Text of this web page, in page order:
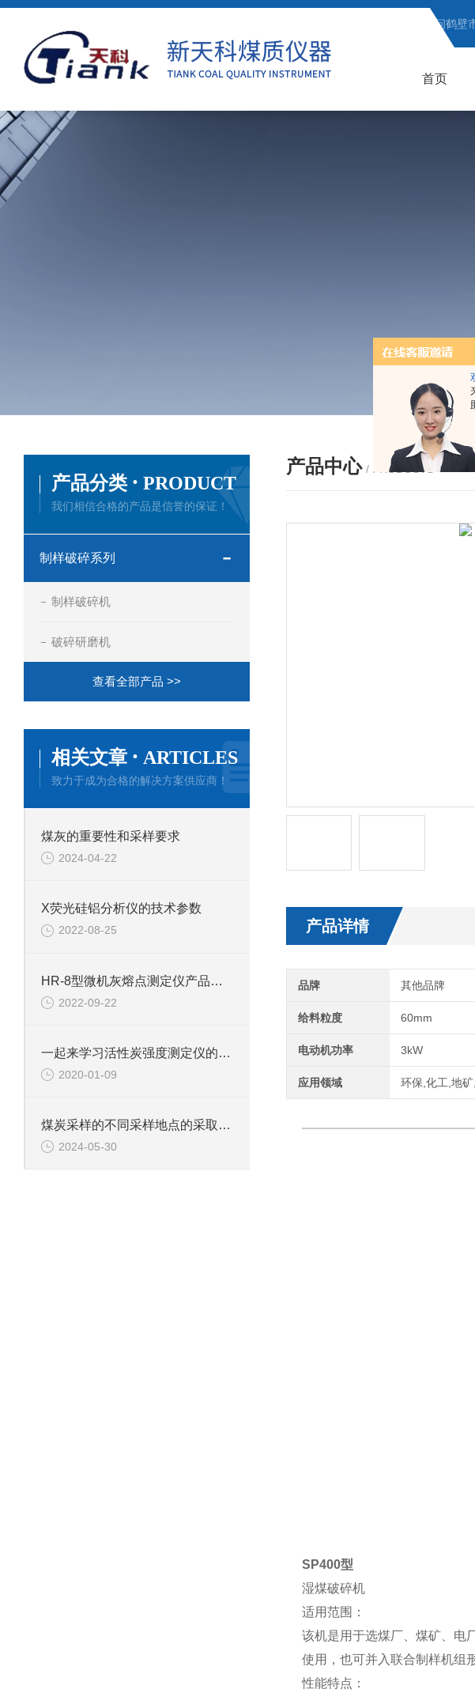
欢迎访问鹤
首页
产品中心 / PRODUCTS
产品详情
品牌 其他品牌
给料粒度 60mm
电动机功率 3kW
应用领域 环保,化工,地
SP400型
湿煤破碎机
适用范围：
该机是用于选煤厂、煤矿、电
使用，也可并入联合制样机组
性能特点：
产品分类 · PRODUCT
我们相信合格的产品是信誉的保证！
制样破碎系列
制样破碎机
破碎研磨机
查看全部产品 >>
相关文章 · ARTICLES
致力于成为合格的解决方案供应商！
煤灰的重要性和采样要求
2024-04-22
X荧光硅铝分析仪的技术参数
2022-08-25
HR-8型微机灰熔点测定仪产品介绍
2022-09-22
一起来学习活性炭强度测定仪的操作步骤事项
2020-01-09
煤炭采样的不同采样地点的采取及采样工具
2024-05-30